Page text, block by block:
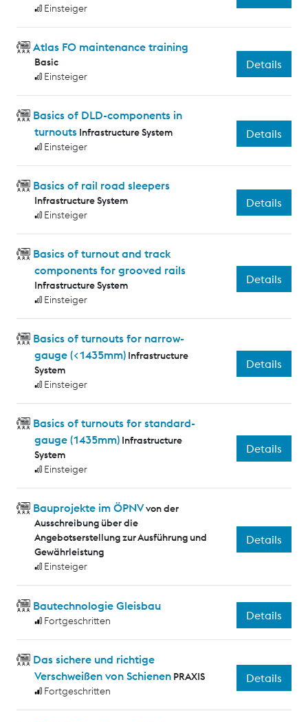
Einsteiger
Atlas FO maintenance training
Basic
Einsteiger
Details
Basics of DLD-components in
turnouts Infrastructure System
Einsteiger
Details
Basics of rail road sleepers
Infrastructure System
Einsteiger
Details
Basics of turnout and track
components for grooved rails
Infrastructure System
Einsteiger
Details
Basics of turnouts for narrow-
gauge (<1435mm) Infrastructure
System
Einsteiger
Details
Basics of turnouts for standard-
gauge (1435mm) Infrastructure
System
Einsteiger
Details
Bauprojekte im ÖPNVvon der
Ausschreibung über die
Angebotserstellung zur Ausführung und
Gewährleistung
Einsteiger
Details
Bautechnologie Gleisbau
Fortgeschritten Details
Das sichere und richtige
Verschweißen von Schienen PRAXIS
Fortgeschritten
Details